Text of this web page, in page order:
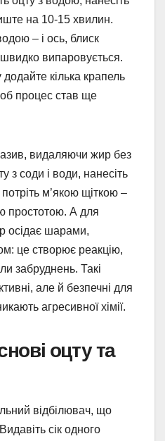
на 10-15 хвилин.
– і ось, блиск
випаровується.
кілька крапель
процес став ще
видаляючи жир без
з соди і води, нанесіть
м’якою щіткою –
простотою. А для
осідає шарами,
це створює реакцію,
забруднень. Такі
але й безпечні для
агресивної хімії.
оцту та
відбілювач, що
сік одного